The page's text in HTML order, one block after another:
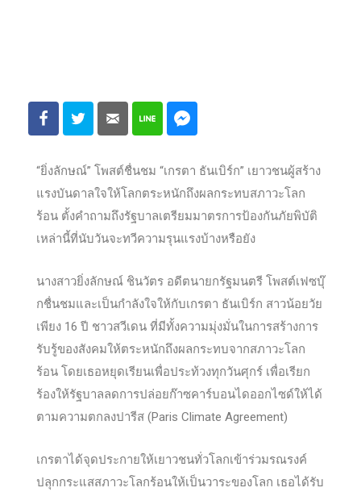
“ยิ่งลักษณ์” โพสต์ชื่นชม “เกรตา ธันเบิร์ก” เยาวชนผู้สร้าง
แรงบันดาลใจให้โลกตระหนักถึงผลกระทบสภาวะโลก
ร้อน ตั้งคำถามถึงรัฐบาลเตรียมมาตรการป้องกันภัยพิบัติ
เหล่านี้ที่นับวันจะทวีความรุนแรงบ้างหรือยัง
นางสาวยิ่งลักษณ์ ชินวัตร อดีตนายกรัฐมนตรี โพสต์เฟซบุ๊
กชื่นชมและเป็นกำลังใจให้กับเกรตา ธันเบิร์ก สาวน้อยวัย
เพียง 16 ปี ชาวสวีเดน ที่มีทั้งความมุ่งมั่นในการสร้างการ
รับรู้ของสังคมให้ตระหนักถึงผลกระทบจากสภาวะโลก
ร้อน โดยเธอหยุดเรียนเพื่อประท้วงทุกวันศุกร์ เพื่อเรียก
ร้องให้รัฐบาลลดการปล่อยก๊าซคาร์บอนไดออกไซด์ให้ได้
ตามความตกลงปารีส (Paris Climate Agreement)
เกรตาได้จุดประกายให้เยาวชนทั่วโลกเข้าร่วมรณรงค์
ปลุกกระแสสภาวะโลกร้อนให้เป็นวาระของโลก เธอได้รับ